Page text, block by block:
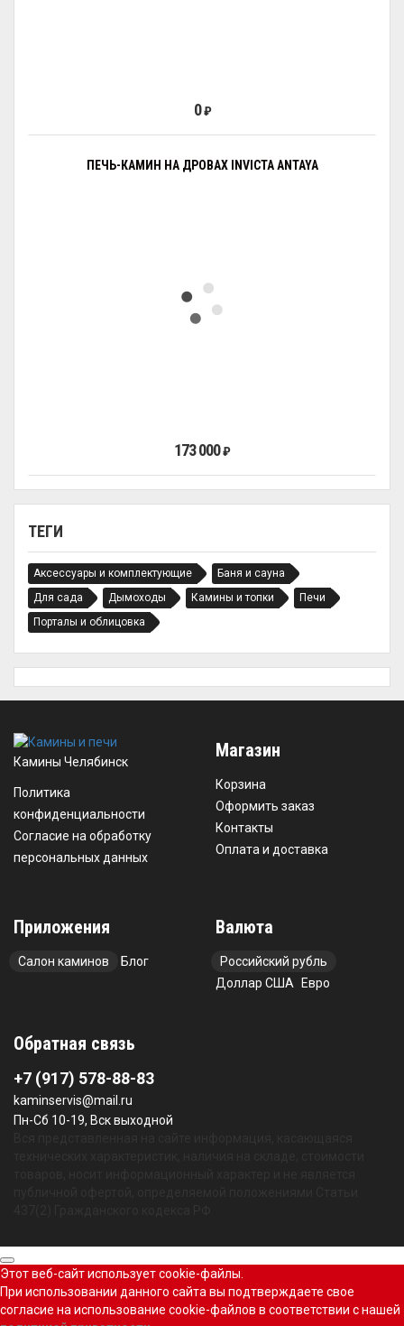
ТЕГИ
Аксессуары и комплектующие
Баня и сауна
Для сада
Дымоходы Камины и топки
Печи
Порталы и облицовка
0₽
ПЕЧЬ-КАМИН НА ДРОВАХ INVICTA ANTAYA
173 000₽
Камины Челябинск
Политика
конфиденциальности
Согласие на обработку
персональных данных
Магазин
Корзина
Оформить заказ
Контакты
Оплата и доставка
Приложения
Салон каминов Блог
Валюта
Российский рубль
Доллар США
Евро
Обратная связь
+7 (917) 578-88-83
kaminservis@mail.ru
Пн-Сб 10-19, Вск выходной
Этот веб-сайт использует cookie-файлы.
При использовании данного сайта вы подтверждаете свое
согласие на использование cookie-файлов в соответствии с нашей